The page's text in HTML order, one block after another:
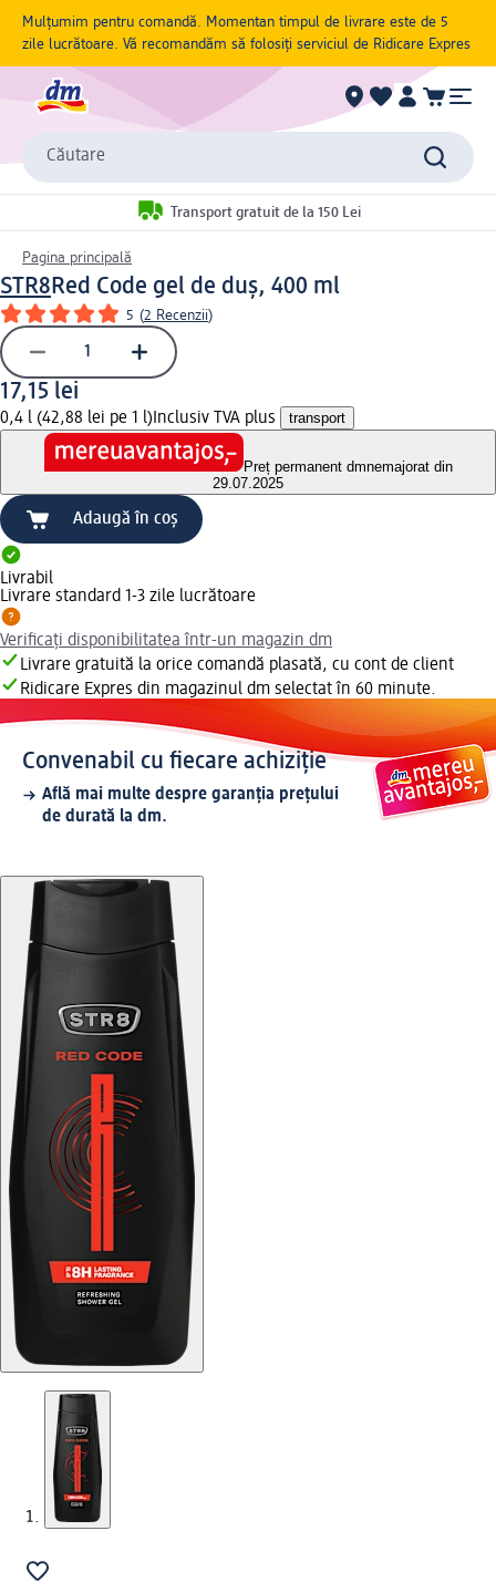
Mulțumim pentru comandă. Momentan timpul de livrare este de 5
zile lucrătoare. Vă recomandăm să folosiți serviciul de Ridicare Expres
Căutare
Transport gratuit de la 150 Lei
Pagina principală
STR8Red Code gel de duș, 400 ml
5 (2 Recenzii)
17,15 lei
0,4 l (42,88 lei pe 1 l) Inclusiv TVA plus transport
Preț permanent dmnemajorat din
29.07.2025
Adaugă în coș
Livrabil
Livrare standard 1-3 zile lucrătoare
Verificați disponibilitatea într-un magazin dm
Livrare gratuită la orice comandă plasată, cu cont de client
Ridicare Expres din magazinul dm selectat în 60 minute.
Convenabil cu fiecare achiziție
Află mai multe despre garanția prețului
de durată la dm.